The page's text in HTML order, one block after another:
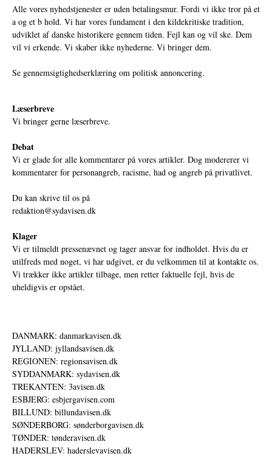
Alle vores nyhedstjenester er uden betalingsmur. Fordi vi ikke tror på et
a og et b hold. Vi har vores fundament i den kildekritiske tradition,
udviklet af danske historikere gennem tiden. Fejl kan og vil ske. Dem
vil vi erkende. Vi skaber ikke nyhederne. Vi bringer dem.
Se gennemsigtighedserklæring om politisk annoncering.
Læserbreve
Vi bringer gerne læserbreve.
Debat
Vi er glade for alle kommentarer på vores artikler. Dog modererer vi
kommentarer for personangreb, racisme, had og angreb på privatlivet.
Du kan skrive til os på
redaktion@sydavisen.dk
Klager
Vi er tilmeldt pressenævnet og tager ansvar for indholdet. Hvis du er
utilfreds med noget, vi har udgivet, er du velkommen til at kontakte os.
Vi trækker ikke artikler tilbage, men retter faktuelle fejl, hvis de
uheldigvis er opstået.
DANMARK: danmarkavisen.dk
JYLLAND: jyllandsavisen.dk
REGIONEN: regionsavisen.dk
SYDDANMARK: sydavisen.dk
TREKANTEN: 3avisen.dk
ESBJERG: esbjergavisen.com
BILLUND: billundavisen.dk
SØNDERBORG: sønderborgavisen.dk
TØNDER: tønderavisen.dk
HADERSLEV: haderslevavisen.dk